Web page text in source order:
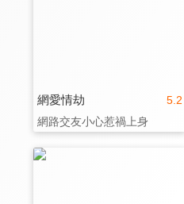
5.2
網愛情劫
網路交友小心惹禍上身